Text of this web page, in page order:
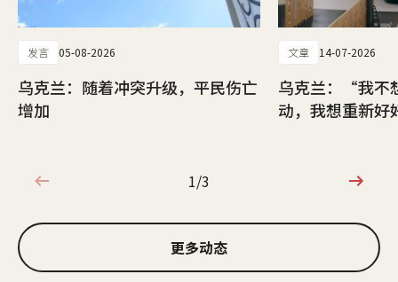
发言 05-08-2026
乌克兰：随着冲突升级，平民伤亡
增加
文章 14-07-2026
乌克兰：“我不
动，我想重新
1/3
1/3
更多动态